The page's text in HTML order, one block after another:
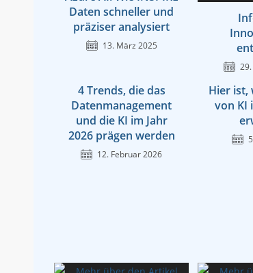
Daten schneller und
präziser analysiert
13. März 2025
4 Trends, die das
Datenmanagement
und die KI im Jahr
2026 prägen werden
12. Februar 2026
Hier ist,
von KI